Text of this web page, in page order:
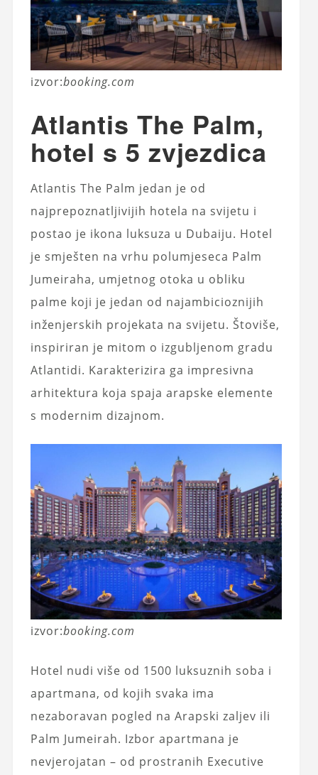
izvor:booking.com
Atlantis The Palm,
hotel s 5 zvjezdica
Atlantis The Palm jedan je od
najprepoznatljivijih hotela na svijetu i
postao je ikona luksuza u Dubaiju. Hotel
je smješten na vrhu polumjeseca Palm
Jumeiraha, umjetnog otoka u obliku
palme koji je jedan od najambicioznijih
inženjerskih projekata na svijetu. Štoviše,
inspiriran je mitom o izgubljenom gradu
Atlantidi. Karakterizira ga impresivna
arhitektura koja spaja arapske elemente
s modernim dizajnom.
izvor:booking.com
Hotel nudi više od 1500 luksuznih soba i
apartmana, od kojih svaka ima
nezaboravan pogled na Arapski zaljev ili
Palm Jumeirah. Izbor apartmana je
nevjerojatan – od prostranih Executive